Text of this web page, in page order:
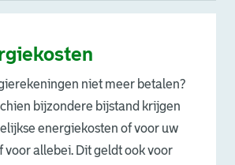
niet meer betalen?
bijzondere bijstand krijgen
energiekosten of voor uw
voor allebei. Dit geldt ook voor